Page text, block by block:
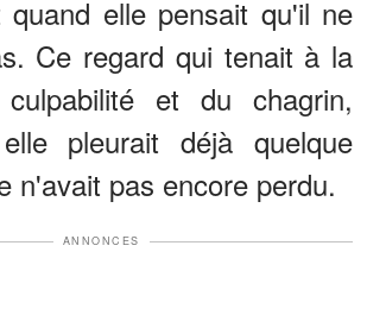
quand elle pensait qu'il ne
Ce regard qui tenait à la
et du chagrin,
pleurait déjà quelque
n'avait pas encore perdu.
ANNONCES